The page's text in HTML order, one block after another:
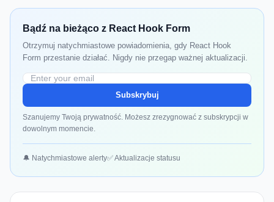
Bądź na bieżąco z React Hook Form
Otrzymuj natychmiastowe powiadomienia, gdy React Hook
Form przestanie działać. Nigdy nie przegap ważnej aktualizacji.
Subskrybuj
Szanujemy Twoją prywatność. Możesz zrezygnować z subskrypcji w
dowolnym momencie.
🔔 Natychmiastowe alerty✅ Aktualizacje statusu